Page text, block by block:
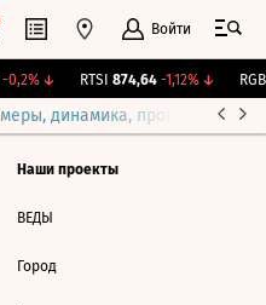
Войти
-0,2%↓ RTSI 874,64 -1,12%↓ RGBI
динамика, прогнозы
Наши проекты
ВЕДЫ
Город